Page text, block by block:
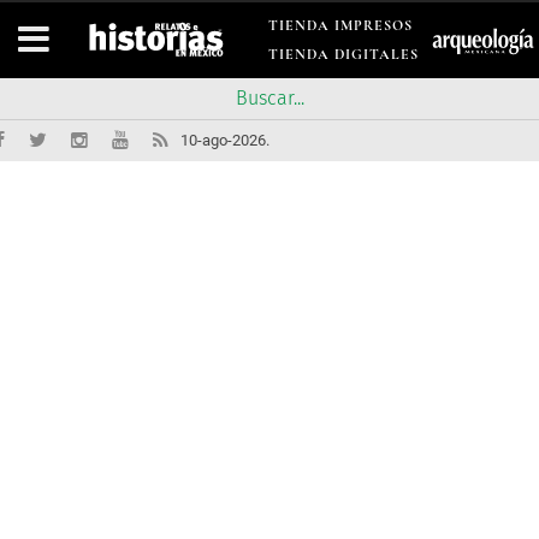
TIENDA IMPRESOS
TIENDA DIGITALES
10-ago-2026.